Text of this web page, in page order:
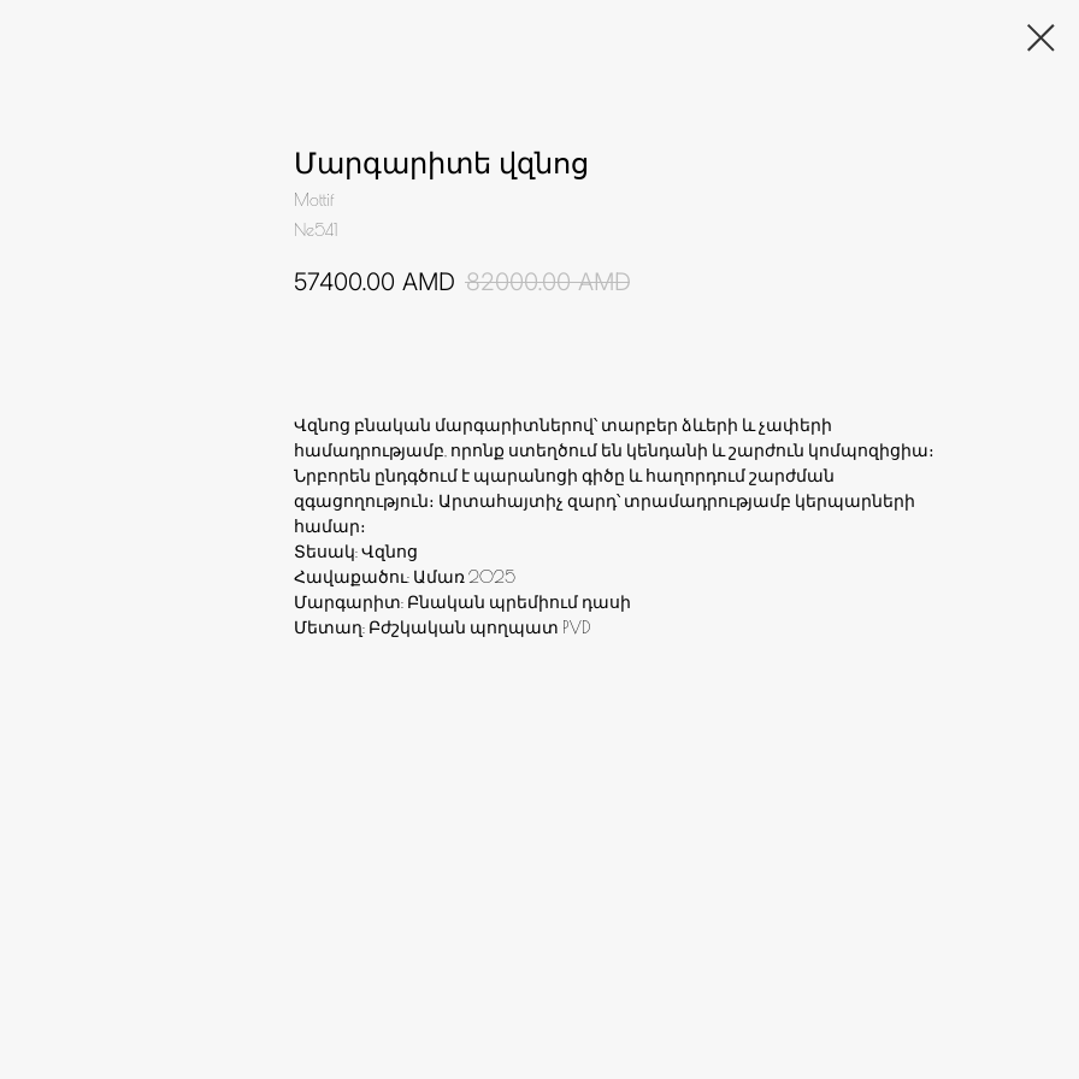
Մարգարիտե վզնոց
Mottif
Ne541
57400.00 AMD 82000.00 AMD
Վզնոց բնական մարգարիտներով՝ տարբեր ձևերի և չափերի
համադրությամբ, որոնք ստեղծում են կենդանի և շարժուն կոմպոզիցիա։
Նրբորեն ընդգծում է պարանոցի գիծը և հաղորդում շարժման
զգացողություն։ Արտահայտիչ զարդ՝ տրամադրությամբ կերպարների
համար։
Տեսակ: Վզնոց
Հավաքածու: Ամառ 2025
Մարգարիտ: Բնական պրեմիում դասի
Մետաղ: Բժշկական պողպատ PVD